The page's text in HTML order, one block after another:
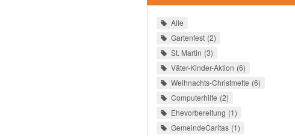
Alle
Gartenfest 2
St. Martin 3
Väter-Kinder-Aktion 6
Weihnachts-Christmette 6
Computerhilfe 2
Ehevorbereitung 1
GemeindeCaritas 1